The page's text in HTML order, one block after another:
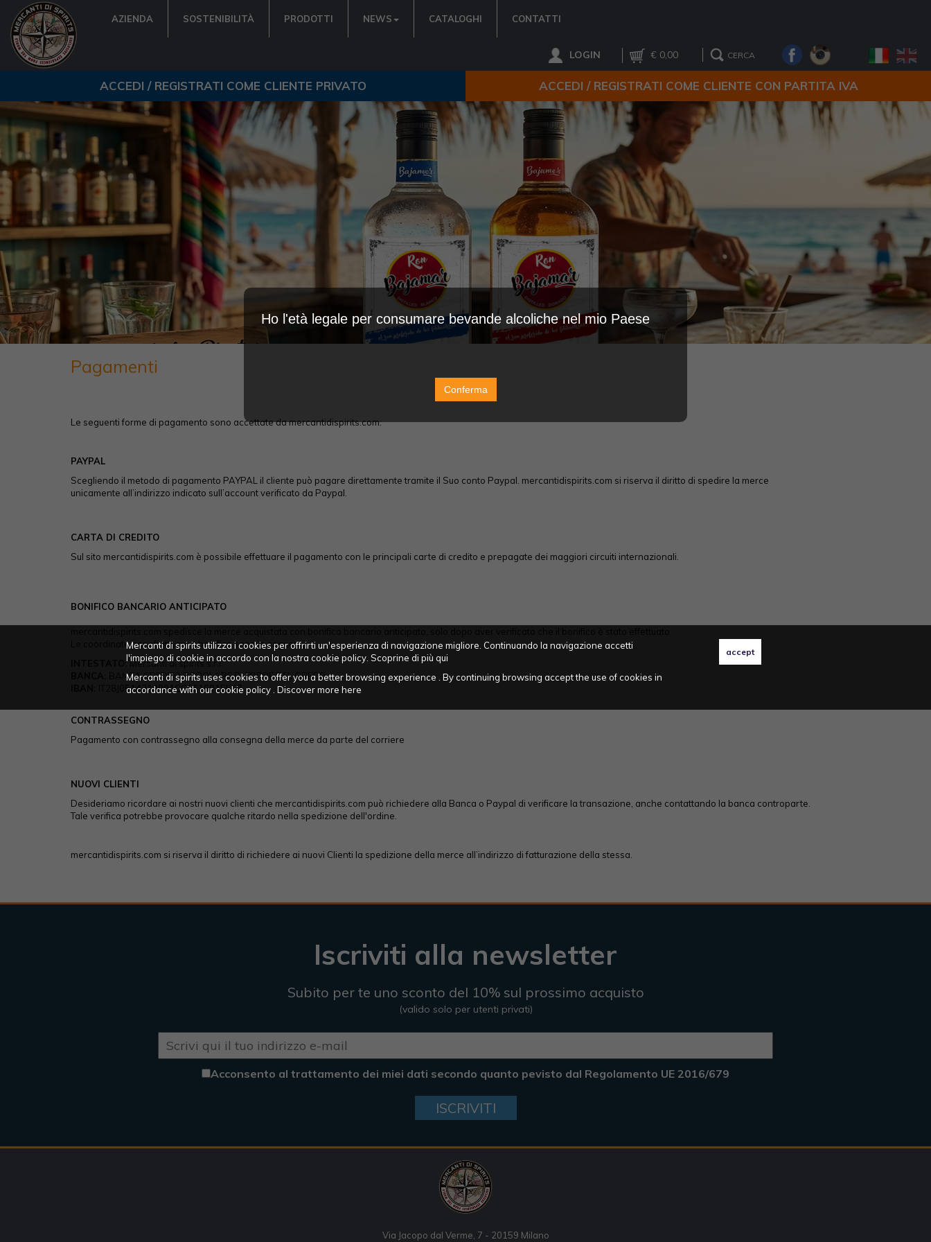
Mercanti di spirits utilizza i cookies per offrirti un'esperienza di navigazione migliore. Continuando la navigazione accetti
l'impiego di cookie in accordo con la nostra cookie policy. Scoprine di più qui
Mercanti di spirits uses cookies to offer you a better browsing experience . By continuing browsing accept the use of cookies in
accordance with our cookie policy . Discover more here
AZIENDA SOSTENIBILITÀ PRODOTTI NEWS CATALOGHI CONTATTI
LOGIN € 0,00 CERCA
ACCEDI / REGISTRATI COME CLIENTE PRIVATO ACCEDI / REGISTRATI COME CLIENTE CON PARTITA IVA
Pagamenti
Le seguenti forme di pagamento sono accettate da mercantidispirits.com:
PAYPAL
Scegliendo il metodo di pagamento PAYPAL il cliente può pagare direttamente tramite il Suo conto Paypal. mercantidispirits.com si riserva il diritto di spedire la merce
unicamente all’indirizzo indicato sull’account verificato da Paypal.
CARTA DI CREDITO
Sul sito mercantidispirits.com è possibile effettuare il pagamento con le principali carte di credito e prepagate dei maggiori circuiti internazionali.
BONIFICO BANCARIO ANTICIPATO
Le coordinate per effettuare il bonifico sono le seguenti:
INTESTATO: Mercanti di spirits s.r.l.
BANCA CREDITO POPOLARE DI TORRE DEL GRECO
IT28J0514214901CC1616015527
CONTRASSEGNO
Pagamento con contrassegno alla consegna della merce da parte del corriere
NUOVI CLIENTI
Desideriamo ricordare ai nostri nuovi clienti che mercantidispirits.com può richiedere alla Banca o Paypal di verificare la transazione, anche contattando la banca controparte.
Tale verifica potrebbe provocare qualche ritardo nella spedizione dell'ordine.
mercantidispirits.com si riserva il diritto di richiedere ai nuovi Clienti la spedizione della merce all’indirizzo di fatturazione della stessa.
Iscriviti alla newsletter
Subito per te uno sconto del 10% sul prossimo acquisto
(valido solo per utenti privati)
Acconsento al trattamento dei miei dati secondo quanto pevisto dal Regolamento UE 2016/679
ISCRIVITI
Via Jacopo dal Verme, 7 - 20159 Milano
Ho l'età legale per consumare bevande alcoliche nel mio Paese
Conferma